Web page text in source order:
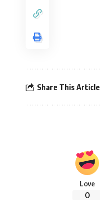
Share This Article
Love
0